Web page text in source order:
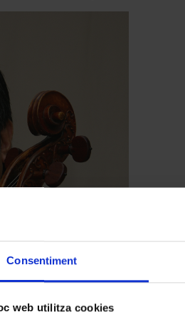
Consentiment
web utilitza cookies